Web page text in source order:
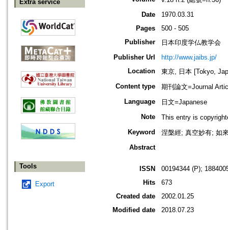
Extra service
Tools
Export
Date
1970.03.31
Pages
500 - 505
Publisher
日本印度学仏教学会
Publisher Url
http://www.jaibs.jp/
Location
東京, 日本 [Tokyo,
Content type
期刊論文=Journal
Language
日文=Japanese
Note
This entry is
Keyword
涅槃經; 真空妙有; 如
Abstract
ISSN
00194344 (P);
Hits
673
Created date
2002.01.25
Modified date
2018.07.23